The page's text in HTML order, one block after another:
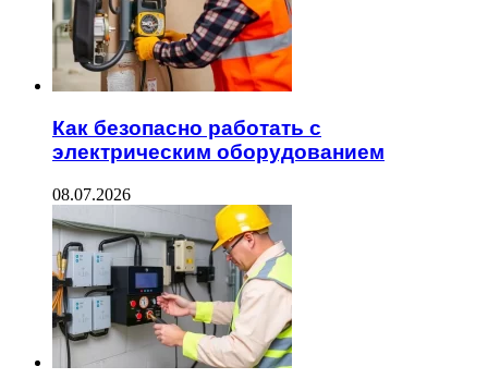
Как безопасно работать с
электрическим оборудованием
08.07.2026